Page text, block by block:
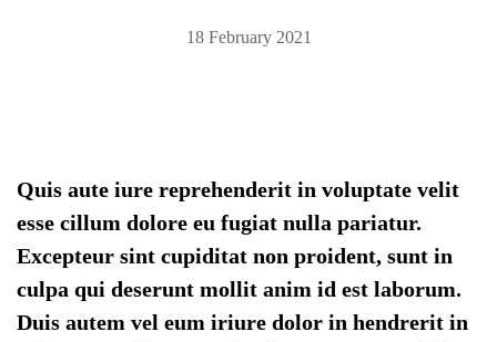
18 February 2021
Quis aute iure reprehenderit in voluptate velit
esse cillum dolore eu fugiat nulla pariatur.
Excepteur sint cupiditat non proident, sunt in
culpa qui deserunt mollit anim id est laborum.
Duis autem vel eum iriure dolor in hendrerit in